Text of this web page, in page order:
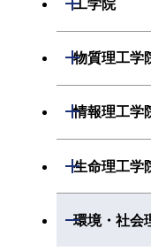
化学
開閉
専門
工学院
機械
開閉
電気
開閉
経営
開閉
物質理工学
開閉
材料
開閉
専門
情報理工学
開閉
数理
開閉
生命理工学
開閉
生命
開閉
環境・社会
開閉